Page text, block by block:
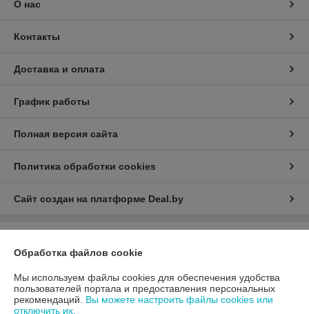
О нас
Контакты
Доставка и оплата
График работы
Полная версия сайта
Политика обработки cookies
Сайт создан на платформе Deal.by
220037, г. Минск, ул. Аннаева 84/7,комната 1-6
Регистрационный номер ЕГР: 193597061
Обработка файлов cookie
Мы используем файлы cookies для обеспечения удобства
пользователей портала и предоставления персональных
рекомендаций. Вы можете настроить файлы cookies или
отключить их.